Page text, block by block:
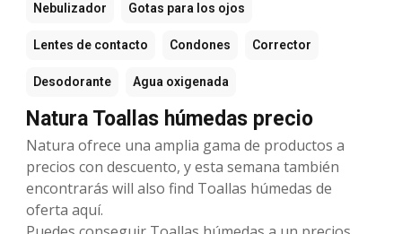
Nebulizador Gotas para los ojos
Lentes de contacto Condones Corrector
Desodorante Agua oxigenada
Natura Toallas húmedas precio
Natura ofrece una amplia gama de productos a
precios con descuento, y esta semana también
encontrarás will also find Toallas húmedas de
oferta aquí.